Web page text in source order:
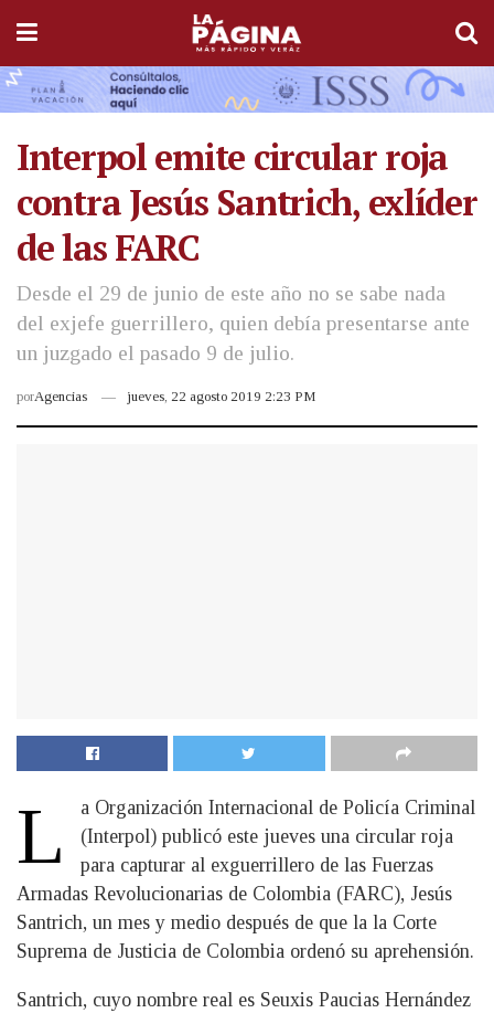
Interpol emite circular roja
contra Jesús Santrich, exlíder
de las FARC
Desde el 29 de junio de este año no se sabe nada
del exjefe guerrillero, quien debía presentarse ante
un juzgado el pasado 9 de julio.
porAgencias jueves, 22 agosto 2019 2:23 PM
L
a Organización Internacional de Policía Criminal
(Interpol) publicó este jueves una circular roja
para capturar al exguerrillero de las Fuerzas
Armadas Revolucionarias de Colombia (FARC), Jesús
Santrich, un mes y medio después de que la la Corte
Suprema de Justicia de Colombia ordenó su aprehensión.
Santrich, cuyo nombre real es Seuxis Paucias Hernández